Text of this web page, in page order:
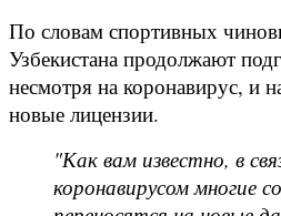
По словам спортивных
Узбекистана продолжают
несмотря на коронавирус, и
новые лицензии.
"Как вам известно, в
коронавирусом многие